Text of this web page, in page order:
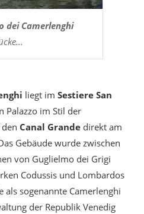
dei Camerlenghi
liegt im Sestiere San
Palazzo im Stil der
Canal Grande direkt am
Gebäude wurde zwischen
von Guglielmo dei Grigi
Codussis und Lombardos
sogenannte Camerlenghi
der Republik Venedig